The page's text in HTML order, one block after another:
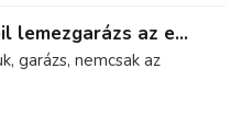
lemezgarázs az e...
garázs, nemcsak az